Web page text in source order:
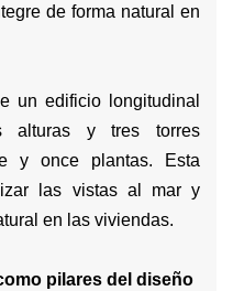
de forma natural en
un edificio longitudinal
alturas y tres torres
y once plantas. Esta
las vistas al mar y
en las viviendas.
pilares del diseño